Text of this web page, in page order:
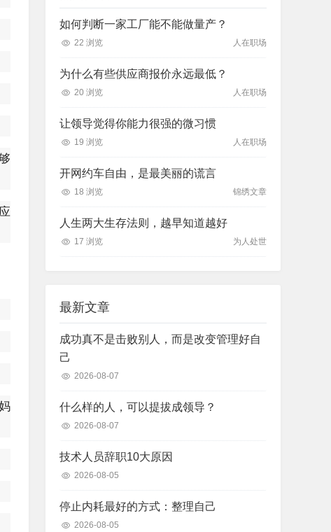
如何判断一家工厂能不能做量产？
22 浏览 人在职场
为什么有些供应商报价永远最低？
20 浏览 人在职场
让领导觉得你能力很强的微习惯
19 浏览 人在职场
开网约车自由，是最美丽的谎言
18 浏览 锦绣文章
人生两大生存法则，越早知道越好
17 浏览 为人处世
最新文章
成功真不是击败别人，而是改变管理好自
己
2026-08-07
什么样的人，可以提拔成领导？
2026-08-07
技术人员辞职10大原因
2026-08-05
停止内耗最好的方式：整理自己
2026-08-05